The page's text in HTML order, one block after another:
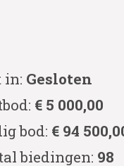
in: Gesloten
€ 5 000,00
bod: € 94
biedingen: 98